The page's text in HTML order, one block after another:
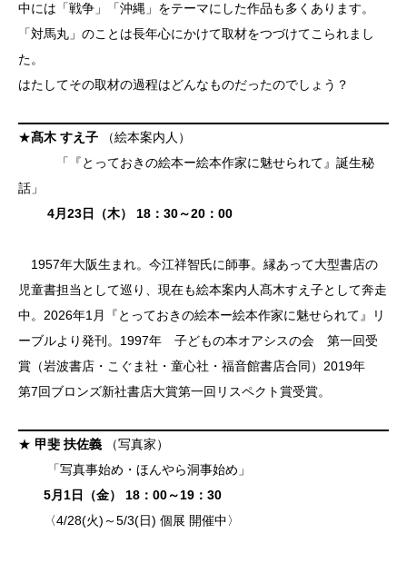
中には「戦争」「沖縄」をテーマにした作品も多くあります。
「対馬丸」のことは長年心にかけて取材をつづけてこられまし
た。
はたしてその取材の過程はどんなものだったのでしょう？
★髙木 すえ子
（絵本案内人）
「『とっておきの絵本ー絵本作家に魅せられて』誕生秘
話」
4月23日（木） 18：30～20：00
1957年大阪生まれ。今江祥智氏に師事。縁あって大型書店の
児童書担当として巡り、現在も絵本案内人髙木すえ子として奔走
中。2026年1月『とっておきの絵本ー絵本作家に魅せられて』リ
ーブルより発刊。1997年 子どもの本オアシスの会 第一回受
賞（岩波書店・こぐま社・童心社・福音館書店合同）2019年
第7回ブロンズ新社書店大賞第一回リスペクト賞受賞。
★ 甲斐 扶佐義
（写真家）
「写真事始め・ほんやら洞事始め」
5月1日（金） 18：00～19：30
〈4/28(火)～5/3(日) 個展 開催中〉